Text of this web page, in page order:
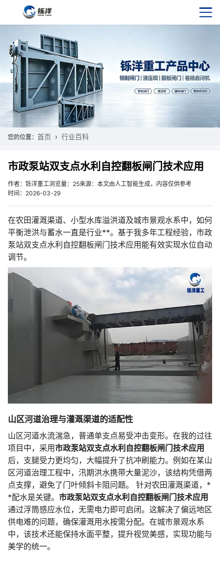
您的位置： 首页 行业百科
市政泵站双支点水利自控翻板闸门技术应用
作者：铄洋重工浏览量：25来源：本文由人工智能生成，内容仅供参考
时间：2026-03-29
在农田灌溉渠道、小型水库溢洪道及城市景观水系中，如何
平衡泄洪与蓄水一直是行业**。基于我多年工程经验，市政
泵站双支点水利自控翻板闸门技术应用能有效实现水位自动
调节。
山区河道治理与灌溉渠道的适配性
山区河道水流湍急，普通单支点易受冲击变形。在我的过往
项目中，采用市政泵站双支点水利自控翻板闸门技术应用
后，支腿受力更均匀，大幅提升了抗冲刷能力。例如在某山
区河道治理工程中，汛期洪水携带大量泥沙，该结构凭借两
点支撑，避免了门叶倾斜卡阻问题。 针对农田灌溉渠道，*
*配水是关键。 市政泵站双支点水利自控翻板闸门技术应用
通过浮筒感应水位，无需电力即可启闭。这解决了偏远地区
供电难的问题，确保灌溉用水按需分配。在城市景观水系
中，该技术还能保持水面平整，提升视觉美感，实现功能与
美学的统一。